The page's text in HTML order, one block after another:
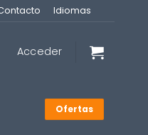
Idiomas
Acceder
Ofertas